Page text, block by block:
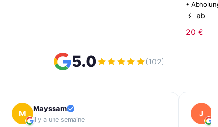
•
ab
20 €
5.0 (102)
M
Mayssam
il y a une semaine
J